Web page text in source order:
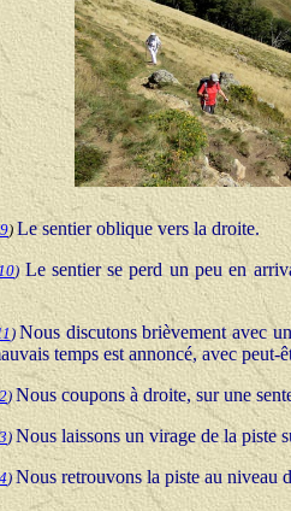
) Le sentier oblique vers la droite.
) Le sentier se perd un peu en
)Nous discutons brièvement avec
temps est annoncé, avec
) Nous coupons à droite, sur une
)Nous laissons un virage de la piste
)Nous retrouvons la piste au niveau